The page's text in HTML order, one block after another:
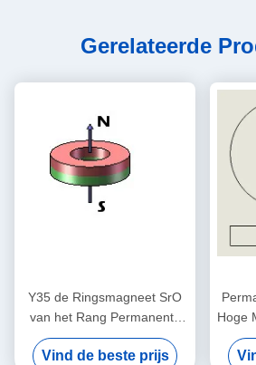
Gerelateerde
Y35 de Ringsmagneet SrO
van het Rang Permanente
Ferriet/het Materiaal van
Bao en Fe2O3-
Vind de beste prijs
Hoge